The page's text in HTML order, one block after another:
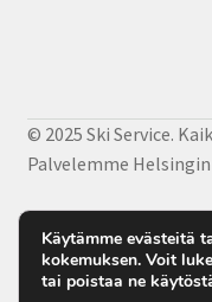
© 2025 Ski Service.
Palvelemme
Käytämme evästeitä
kokemuksen. Voit
tai poistaa ne